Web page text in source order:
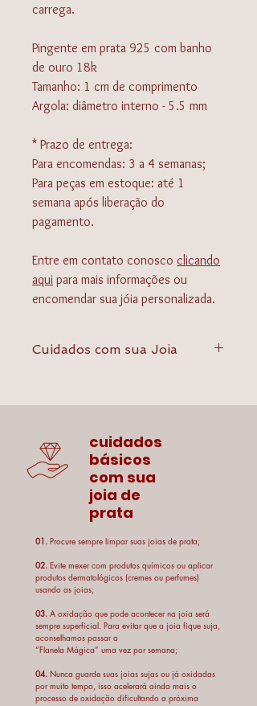
carrega.
Pingente em prata 925 com banho
de ouro 18k
Tamanho: 1 cm de comprimento
Argola: diâmetro interno - 5.5 mm
* Prazo de entrega:
Para encomendas: 3 a 4 semanas;
Para peças em estoque: até 1
semana após liberação do
pagamento.
Entre em contato conosco clicando
aqui para mais informações ou
encomendar sua jóia personalizada.
Cuidados com sua Joia
adequados, como caixas especiais
revestidas de veludo. Jamais guarde as
pérolas ou biojoias em saco plásticos e
guarde-as separadas das outras jóias,
pois o atrito pode prejudicá-las;
sofrerem impactos, isso pode danificá-la
e ou até quebrá-la, visto que podem
amassar ou ser desestruturadas. Evite
esforço no sentido de esticar ou torcer
as peças para não estragá-las;
- A oxidação que pode acontecer na
peça será sempre superficial. Neste
caso a peça ficará escurecida no caso
da prata. Para evitar que a peça fique
suja, aconselhamos passar a “Flanela
cuidados
básicos
com sua
joia de
prata
01. Procure sempre limpar suas joias de prata;
02. Evite mexer com produtos químicos ou aplicar
produtos dermatológicos (cremes ou perfumes)
usando as joias;
03. A oxidação que pode acontecer na joia será
sempre superficial. Para evitar que a joia fique suja,
aconselhamos passar a
“Flanela Mágica” uma vez por semana;
04. Nunca guarde suas joias sujas ou já oxidadas
por muito tempo, isso acelerará ainda mais o
processo de oxidação dificultando a próxima